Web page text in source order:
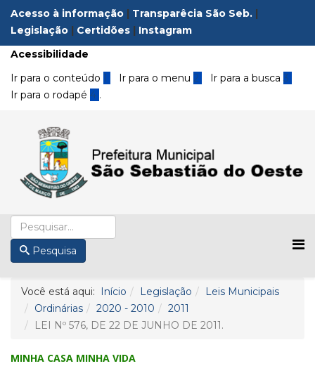
Acesso à informação | Transparêcia São Seb. |
Legislação | Certidões | Instagram
Acessibilidade
Ir para o conteúdo 1 Ir para o menu 2 Ir para a busca3
Ir para o rodapé 4 .
Pesquisa
Você está aqui: Início Legislação
Leis Municipais
Ordinárias
2020 - 2010
2011
LEI Nº 576, DE 22 DE JUNHO DE 2011.
MINHA CASA MINHA VIDA